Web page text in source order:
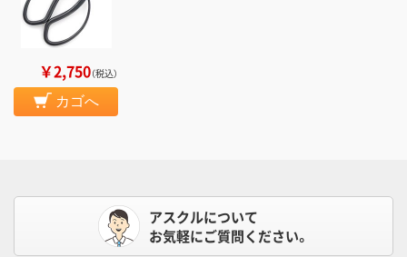
￥2,750（税込）
カゴへ
アスクルについて
お気軽にご質問ください。